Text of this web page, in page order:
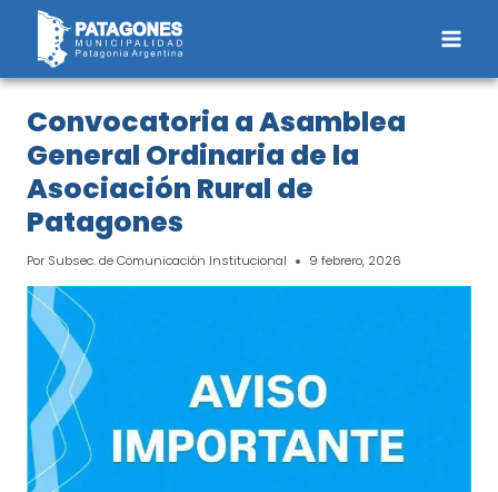
Saltar
contenido
Convocatoria a Asamblea
General Ordinaria de la
Asociación Rural de
Patagones
Por Subsec. de Comunicación Institucional 9 febrero, 2026